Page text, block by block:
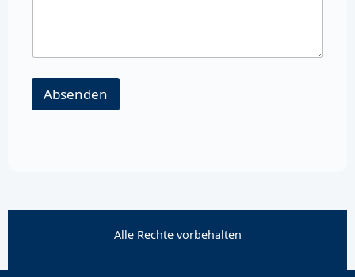
Absenden
Alle Rechte vorbehalten